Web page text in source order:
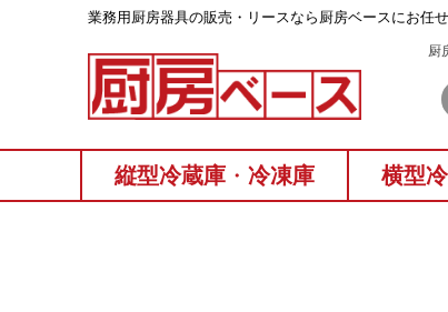
業務⽤厨房器具の販売・リースなら厨房ベースにお任
厨
縦型冷蔵庫 ・ 冷凍庫 横型